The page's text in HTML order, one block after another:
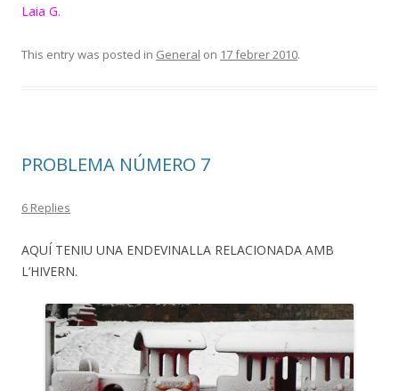
Laia G.
This entry was posted in General on 17 febrer 2010.
PROBLEMA NÚMERO 7
6 Replies
AQUÍ TENIU UNA ENDEVINALLA RELACIONADA AMB
L’HIVERN.